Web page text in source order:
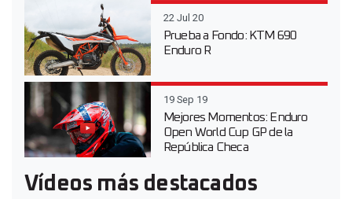
22 Jul 20
Prueba a Fondo: KTM 690
Enduro R
19 Sep 19
Mejores Momentos: Enduro
Open World Cup GP de la
República Checa
Vídeos más destacados